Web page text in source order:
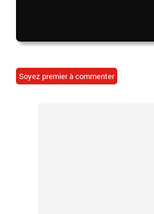
Soyez premier à commenter